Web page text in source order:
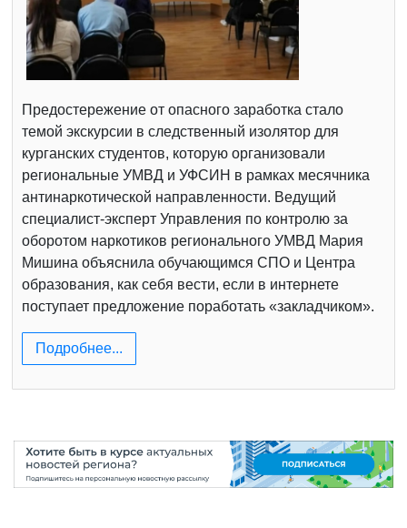
Предостережение от опасного заработка стало
темой экскурсии в следственный изолятор для
курганских студентов, которую организовали
региональные УМВД и УФСИН в рамках месячника
антинаркотической направленности. Ведущий
специалист-эксперт Управления по контролю за
оборотом наркотиков регионального УМВД Мария
Мишина объяснила обучающимся СПО и Центра
образования, как себя вести, если в интернете
поступает предложение поработать «закладчиком».
Подробнее...